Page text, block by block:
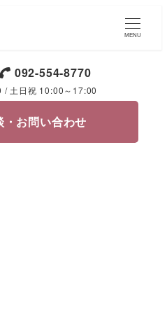
MENU
092-554-8770
/ 土日祝 10:00～17:00
お問い合わせ